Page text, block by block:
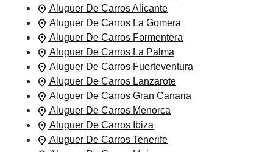
Aluguer De Carros Alicante
Aluguer De Carros La Gomera
Aluguer De Carros Formentera
Aluguer De Carros La Palma
Aluguer De Carros Fuerteventura
Aluguer De Carros Lanzarote
Aluguer De Carros Gran Canaria
Aluguer De Carros Menorca
Aluguer De Carros Ibiza
Aluguer De Carros Tenerife